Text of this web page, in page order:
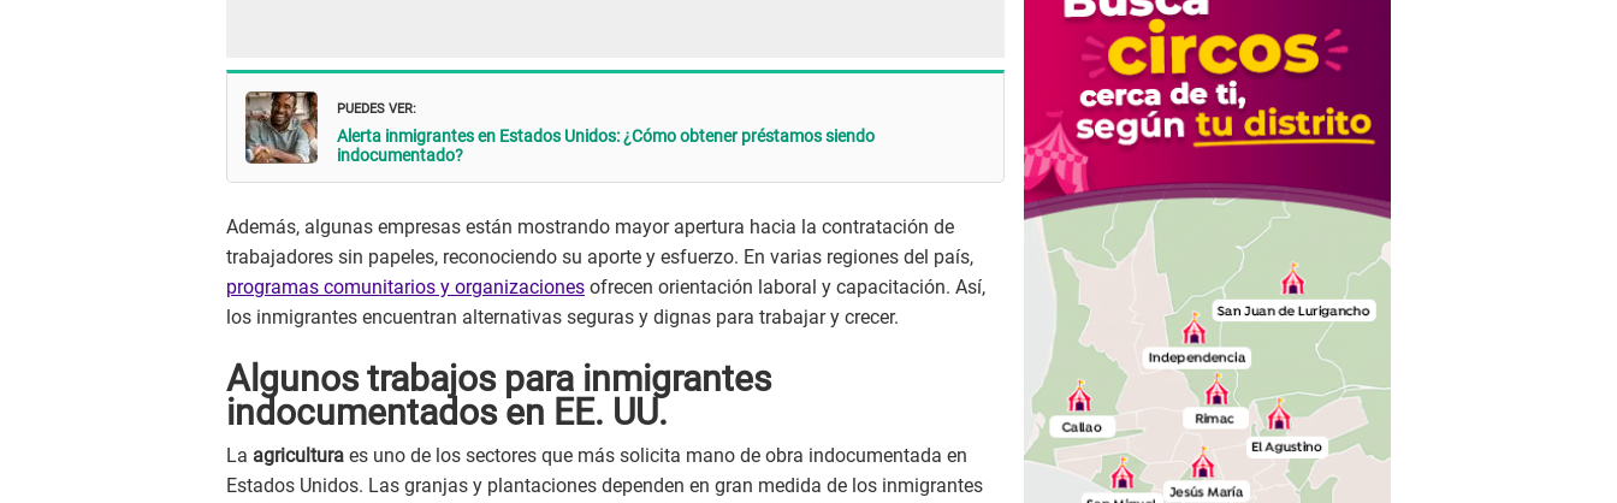
PUEDES VER:
Alerta inmigrantes en Estados Unidos: ¿Cómo obtener préstamos siendo
indocumentado?
Además, algunas empresas están mostrando mayor apertura hacia la contratación de
trabajadores sin papeles, reconociendo su aporte y esfuerzo. En varias regiones del país,
programas comunitarios y organizaciones ofrecen orientación laboral y capacitación. Así,
los inmigrantes encuentran alternativas seguras y dignas para trabajar y crecer.
Algunos trabajos para inmigrantes
indocumentados en EE. UU.
La agricultura es uno de los sectores que más solicita mano de obra indocumentada en
Estados Unidos. Las granjas y plantaciones dependen en gran medida de los inmigrantes